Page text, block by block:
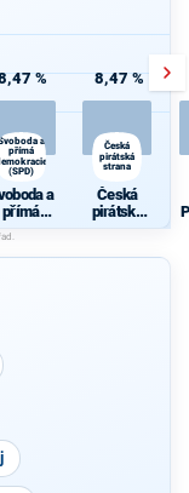
%
a
přímá
(SPD)
a
přímá
(SPD)
8,47 %
Česká
pirátská
strana
Česká
pirátská
strana